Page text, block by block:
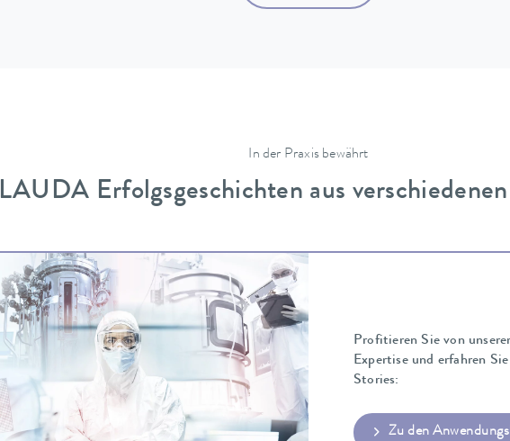
LAUDA Erfolgsgeschichten aus
In der Praxis bewährt
Profitieren Sie von
Expertise und erfahren
Stories:
Zu den